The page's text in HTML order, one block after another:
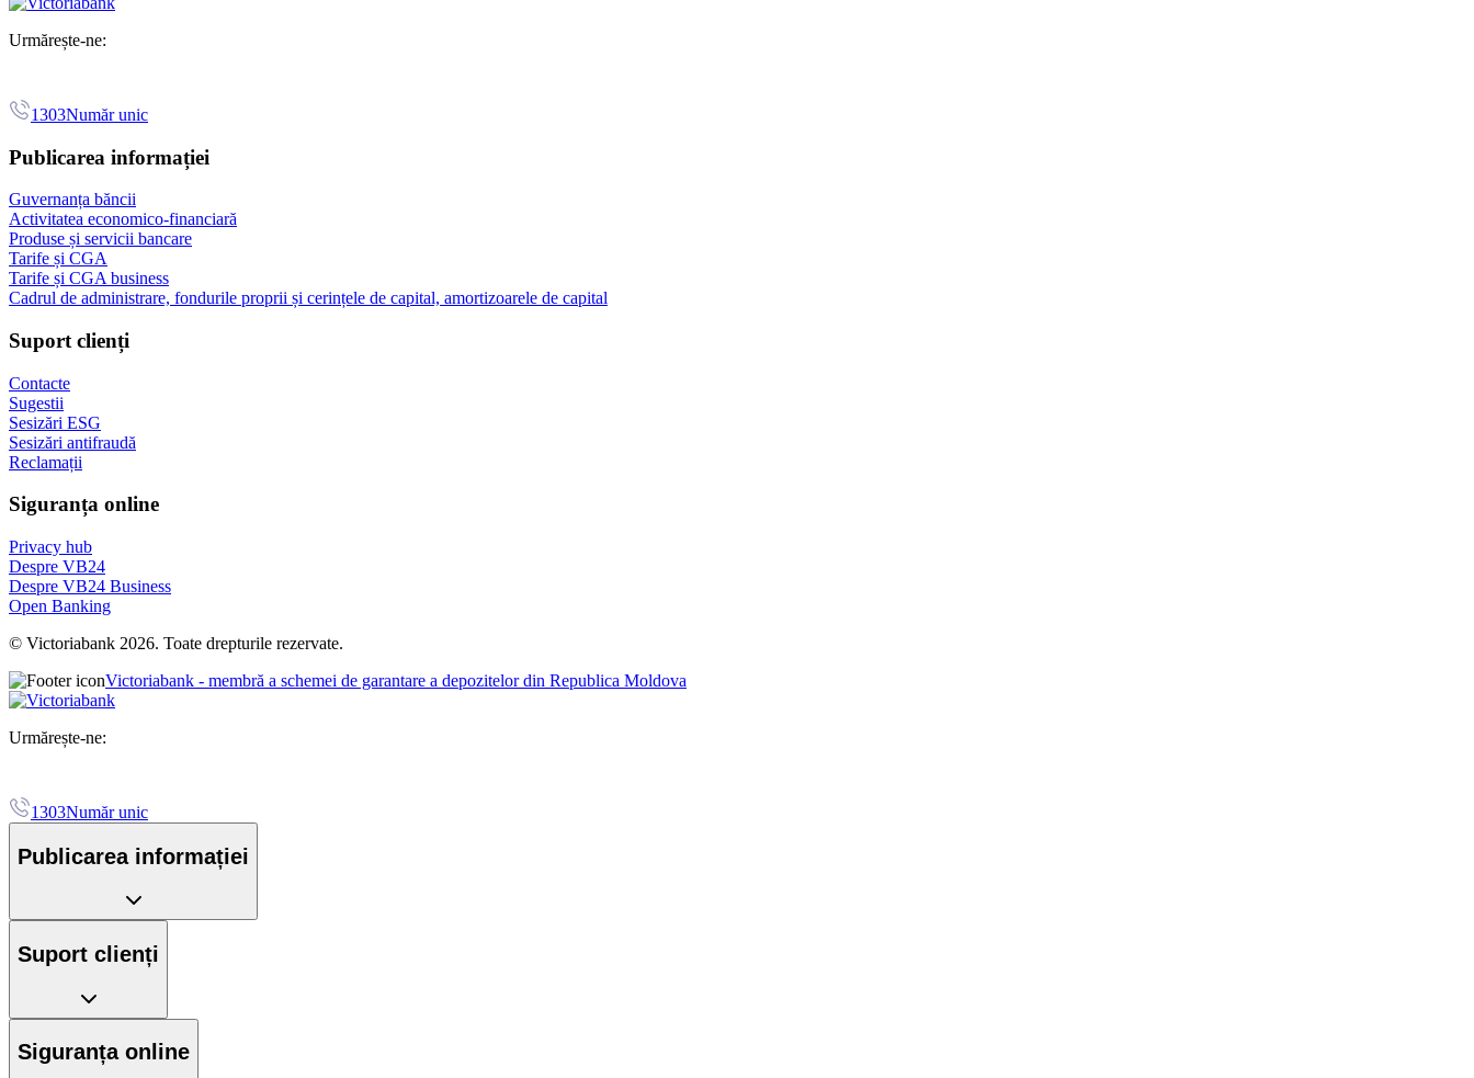
Urmărește-ne:
1303Număr unic
Publicarea informației
Guvernanța băncii
Activitatea economico-financiară
Produse și servicii bancare
Tarife și CGA
Tarife și CGA business
Cadrul de administrare, fondurile proprii și cerințele de capital, amortizoarele de capital
Suport clienți
Contacte
Sugestii
Sesizări ESG
Sesizări antifraudă
Reclamații
Siguranța online
Privacy hub
Despre VB24
Despre VB24 Business
Open Banking
© Victoriabank 2026. Toate drepturile rezervate.
Victoriabank - membră a schemei de garantare a depozitelor din Republica Moldova
Urmărește-ne:
1303Număr unic
Publicarea informației
Suport clienți
Siguranța online